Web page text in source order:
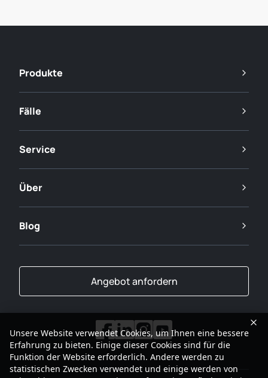
Produkte
Fälle
Service
Über
Blog
Angebot anfordern
Unsere Website verwendet Cookies, um Ihnen eine bessere
Erfahrung zu bieten. Einige dieser Cookies sind für die
Funktion der Website erforderlich. Andere werden zu
statistischen Zwecken verwendet und einige werden von